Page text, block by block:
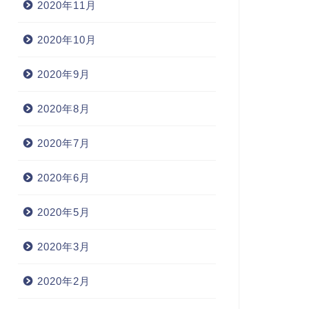
2020年11月
2020年10月
2020年9月
2020年8月
2020年7月
2020年6月
2020年5月
2020年3月
2020年2月